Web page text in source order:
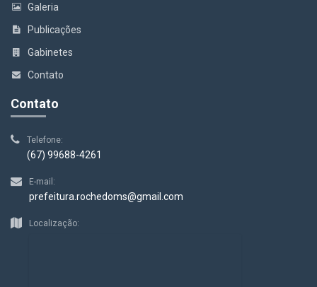
Galeria
Publicações
Gabinetes
Contato
Contato
Telefone:
(67) 99688-4261
E-mail:
prefeitura.rochedoms@gmail.com
Localização: